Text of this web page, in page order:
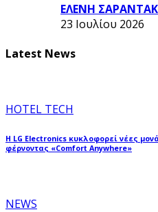
ΕΛΕΝΗ
23 Ιουλίου 2026
Latest News
HOTEL TECH
Η LG Electronics κυκλοφορεί νέες
φέρνοντας «Comfort Anywhere»
NEWS